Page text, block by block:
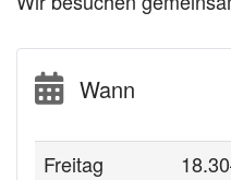
Wann
Freitag